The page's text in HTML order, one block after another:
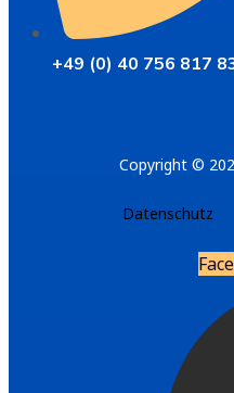
+49 (0) 40 756 817
Copyright ©
Datenschutz